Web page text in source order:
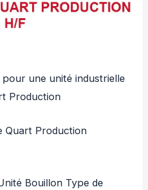
une unité industrielle
Production
Quart Production
Bouillon Type de